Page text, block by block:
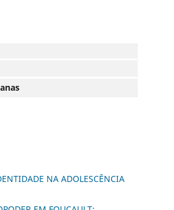
NA ADOLESCÊNCIA